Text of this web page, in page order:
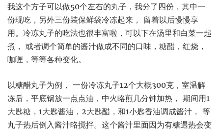
我这个方子可以做50个左右的丸子，我分了四份，其中一
份现吃，另外三份装保鲜袋冷冻起来， 留着以后慢慢享
用。冷冻丸子的吃法也很丰富啦，可以下在汤里和白菜一起
煮， 或者调个简单的酱汁做成不同的口味，糖醋，红烧，
咖喱，等等各种变化。
以糖醋丸子为例， 一份冷冻丸子12个大概300克，室温解
冻后，平底锅放一点点油，中火略煎几分钟加热， 期间用1
大匙糖，1大匙酱油，2大匙醋，和1小匙香油调成酱汁， 等
丸子热后倒入酱汁略搅拌。这个酱汁里面因为有糖遇热会变